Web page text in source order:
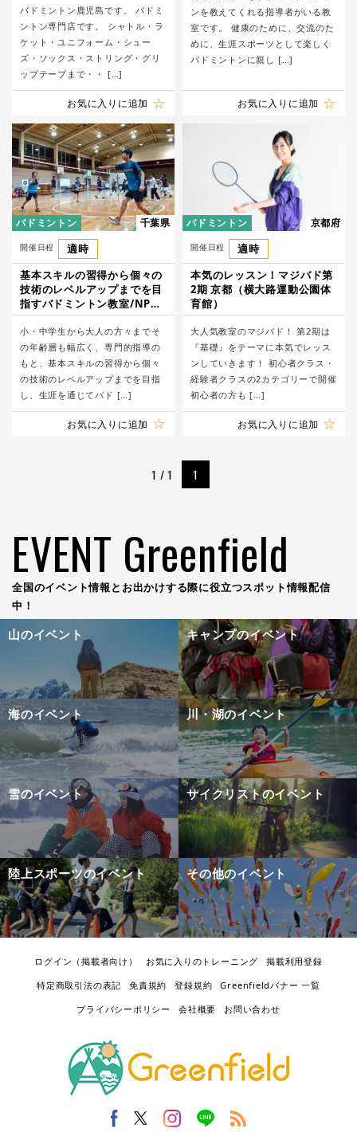
バドミントン鹿児島です。 バドミ
ントン専門店です。 シャトル・ラ
ケット・ユニフォーム・シュー
ズ・ソックス・ストリング・グリ
ップテープまで・・ […]
お気に入りに追加
ンを教えてくれる指導者がいる教
室です。 健康のために、交流のた
めに、生涯スポーツとして楽しく
バドミントンに親し […]
お気に入りに追加
バドミントン 千葉県
開催日程
適時
基本スキルの習得から個々の
技術のレベルアップまでを目
指すバドミントン教室/NPO
法人スマイルクラブ
小・中学生から大人の方々までそ
の年齢層も幅広く、専門的指導の
もと、基本スキルの習得から個々
の技術のレベルアップまでを目指
し、生涯を通じてバド […]
お気に入りに追加
バドミントン 京都府
開催日程
適時
本気のレッスン！マジバド第
2期 京都（横大路運動公園体
育館）
大人気教室のマジバド！ 第2期は
『基礎』をテーマに本気でレッス
ンしていきます！ 初心者クラス・
経験者クラスの2カテゴリーで開催
初心者の方も […]
お気に入りに追加
1 / 1 1
EVENT Greenfield
全国のイベント情報とお出かけする際に役立つスポット情報配信
中！
山のイベント キャンプのイベント
海のイベント 川・湖のイベント
雪のイベント サイクリストのイベント
陸上スポーツのイベント その他のイベント
ログイン（掲載者向け） お気に入りのトレーニング
掲載利用登録
特定商取引法の表記
免責規約 登録規約
Greenfieldバナー 一覧
プライバシーポリシー
会社概要 お問い合わせ